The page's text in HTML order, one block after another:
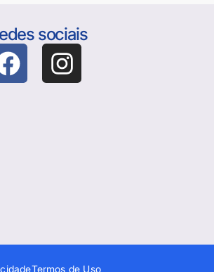
sociais
Termos de Uso